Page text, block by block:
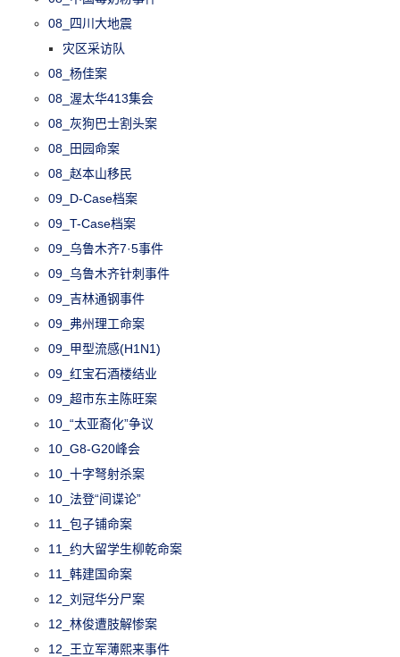
08_四川大地震
灾区采访队
08_杨佳案
08_渥太华413集会
08_灰狗巴士割头案
08_田园命案
08_赵本山移民
09_D-Case档案
09_T-Case档案
09_乌鲁木齐7·5事件
09_乌鲁木齐针刺事件
09_吉林通钢事件
09_弗州理工命案
09_甲型流感(H1N1)
09_红宝石酒楼结业
09_超市东主陈旺案
10_“太亚裔化”争议
10_G8-G20峰会
10_十字弩射杀案
10_法登“间谍论”
11_包子铺命案
11_约大留学生柳乾命案
11_韩建国命案
12_刘冠华分尸案
12_林俊遭肢解惨案
12_王立军薄熙来事件